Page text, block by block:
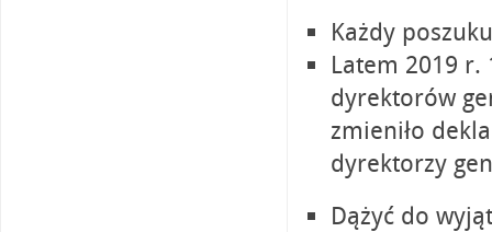
Każdy
Latem 2019 r.
dyrektorów
zmieniło
dyrektorzy
Dążyć do